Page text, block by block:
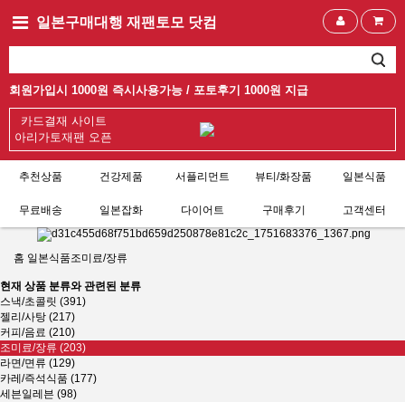
일본구매대행 재팬토모 닷컴
회원가입시 1000원 즉시사용가능 / 포토후기 1000원 지급
카드결재 사이트
아리가토재팬 오픈
추천상품 건강제품 서플리먼트 뷰티/화장품 일본식품
무료배송 일본잡화 다이어트 구매후기 고객센터
홈 일본식품조미료/장류
현재 상품 분류와 관련된 분류
스낵/초콜릿 (391)
젤리/사탕 (217)
커피/음료 (210)
조미료/장류 (203)
라면/면류 (129)
카레/즉석식품 (177)
세븐일레븐 (98)